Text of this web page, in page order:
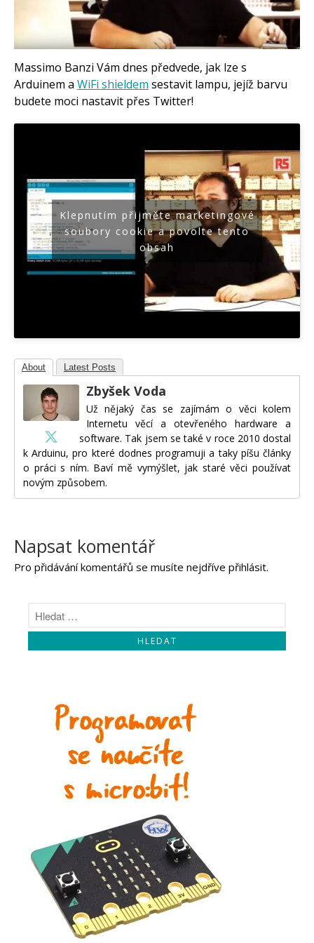
Videa
Koupit
Massimo Banzi Vám dnes předvede, jak lze s
Arduinem a WiFi shieldem sestavit lampu, jejíž barvu
budete moci nastavit přes Twitter!
Klepnutím přijměte marketingové
soubory cookie a povolte tento
obsah
About Latest Posts
Zbyšek Voda
Už nějaký čas se zajímám o věci kolem
Internetu věcí a otevřeného hardware a
software. Tak jsem se také v roce 2010 dostal
k Arduinu, pro které dodnes programuji a taky píšu články
o práci s ním. Baví mě vymýšlet, jak staré věci používat
novým způsobem.
Napsat komentář
Pro přidávání komentářů se musíte nejdříve přihlásit.